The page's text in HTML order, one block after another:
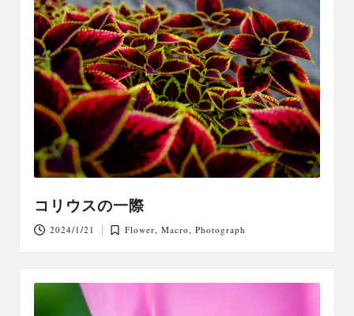
コリウスの一際
2024/1/21
Posted
Flower,Macro,Photograph